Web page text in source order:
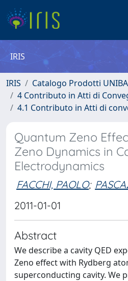
IRIS
IRIS
Catalogo Prodotti UNIBA
4 Contributo in Atti di
4.1 Contributo in Atti di
Quantum Zeno
Zeno Dynamics in
Electrodynamics
FACCHI, PAOLO;
2011-01-01
Abstract
We describe a cavity QED
Zeno effect with Rydberg
superconducting cavity. We